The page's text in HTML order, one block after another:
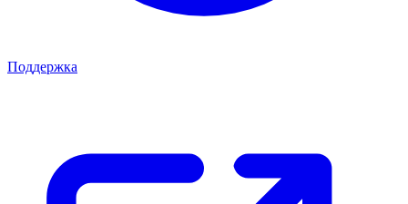
Поддержка